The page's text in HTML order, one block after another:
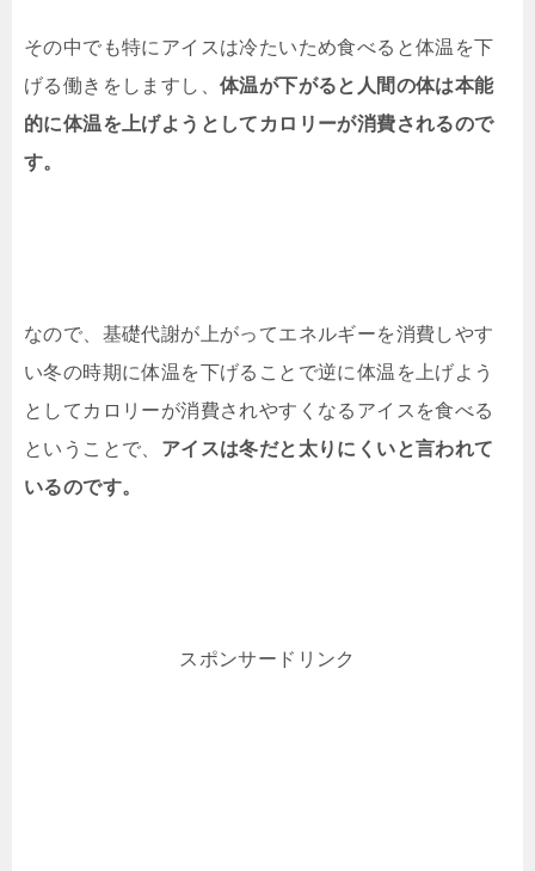
その中でも特にアイスは冷たいため食べると体温を下
げる働きをしますし、 体温が下がると人間の体は本能
的に体温を上げようとしてカロリーが消費されるので
す。
なので、基礎代謝が上がってエネルギーを消費しやす
い冬の時期に体温を下げることで逆に体温を上げよう
としてカロリーが消費されやすくなるアイスを食べる
ということで、 アイスは冬だと太りにくいと言われて
いるのです。
スポンサードリンク